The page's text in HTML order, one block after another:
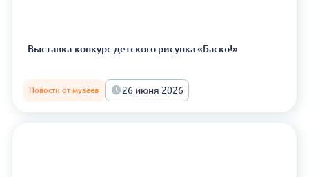
Выставка-конкурс детского рисунка «Баско!»
Новости от музеев 26 июня 2026